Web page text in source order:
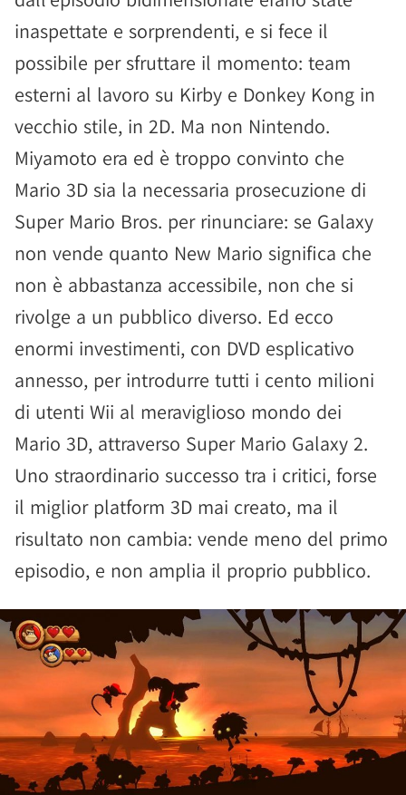
inaspettate e sorprendenti, e si fece il
possibile per sfruttare il momento: team
esterni al lavoro su Kirby e Donkey Kong in
vecchio stile, in 2D. Ma non Nintendo.
Miyamoto era ed è troppo convinto che
Mario 3D sia la necessaria prosecuzione di
Super Mario Bros. per rinunciare: se Galaxy
non vende quanto New Mario significa che
non è abbastanza accessibile, non che si
rivolge a un pubblico diverso. Ed ecco
enormi investimenti, con DVD esplicativo
annesso, per introdurre tutti i cento milioni
di utenti Wii al meraviglioso mondo dei
Mario 3D, attraverso Super Mario Galaxy 2.
Uno straordinario successo tra i critici, forse
il miglior platform 3D mai creato, ma il
risultato non cambia: vende meno del primo
episodio, e non amplia il proprio pubblico.